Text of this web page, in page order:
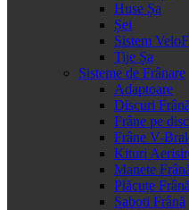
Huse Șa
Șei
Sistem
Tije Șa
Sisteme de Frânare
Adaptoare
Discuri Frână
Frâne pe disc
Frâne V-
Kituri
Manete
Plăcuțe
Saboti Frână